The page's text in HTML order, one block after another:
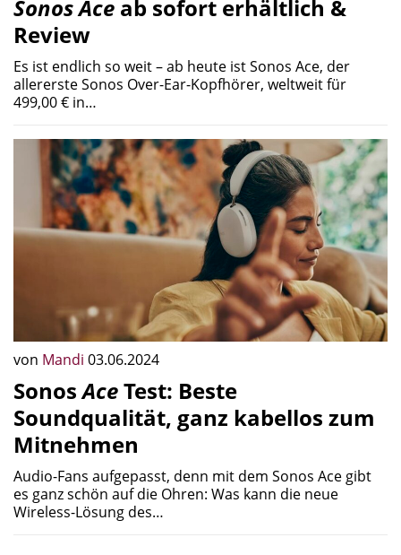
Sonos Ace ab sofort erhältlich &
Review
Es ist endlich so weit – ab heute ist Sonos Ace, der
allererste Sonos Over-Ear-Kopfhörer, weltweit für
499,00 € in…
von Mandi 03.06.2024
SonosAceTest: Beste
Soundqualität, ganz kabellos zum
Mitnehmen
Audio-Fans aufgepasst, denn mit dem Sonos Ace gibt
es ganz schön auf die Ohren: Was kann die neue
Wireless-Lösung des…